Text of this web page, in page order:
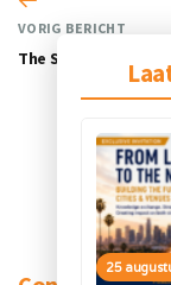
25
VORIG BERICHT
The Stadium